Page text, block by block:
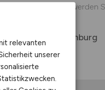
Herzen,.... ... dann werden
Nymphenburg
relevanten
unserer